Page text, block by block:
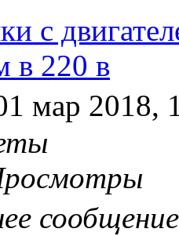
с
в 220 в
мар 2018,